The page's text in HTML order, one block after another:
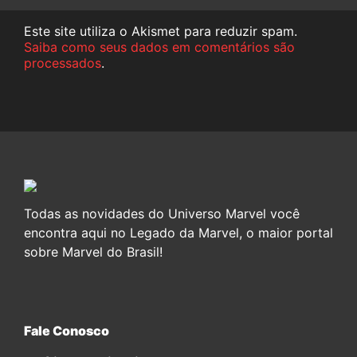
Este site utiliza o Akismet para reduzir spam.
Saiba como seus dados em comentários são
processados.
Todas as novidades do Universo Marvel você
encontra aqui no Legado da Marvel, o maior portal
sobre Marvel do Brasil!
Fale Conosco